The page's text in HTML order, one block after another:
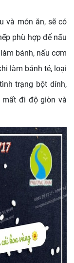
và món ăn, sẽ có
phù hợp để nấu
bánh, nấu cơm
làm bánh tẻ, loại
trạng bột dính,
mất đi độ giòn và